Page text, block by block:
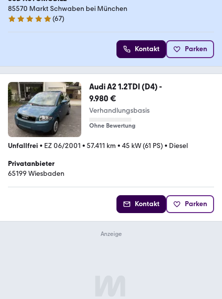
85570 Markt Schwaben bei München
5 Sterne
(67)
Kontakt Parken
Audi A2 1.2TDI (D4) -
9.980 €
Verhandlungsbasis
Ohne Bewertung
Unfallfrei • EZ 06/2001 • 57.411 km • 45 kW (61 PS) • Diesel
Privatanbieter
65199 Wiesbaden
Kontakt Parken